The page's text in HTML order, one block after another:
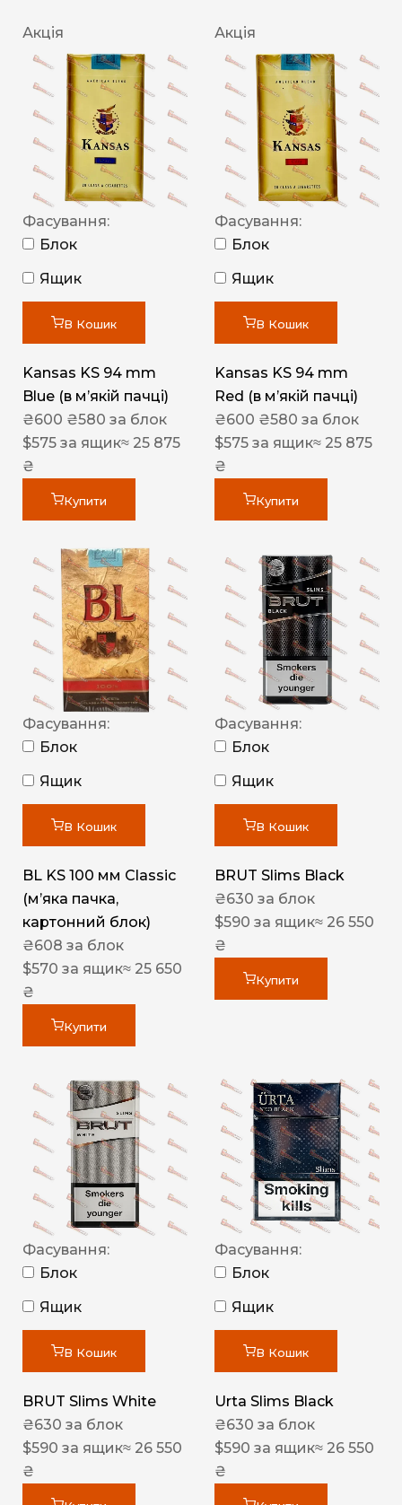
Акція
Фасування:
Блок
Ящик
В Кошик
Kansas KS 94 mm
Blue (в мʼякій пачці)
₴600 ₴580 за блок
$575 за ящик≈ 25 875
₴
Купити
Акція
Фасування:
Блок
Ящик
В Кошик
Kansas KS 94 mm
Red (в мʼякій пачці)
₴600 ₴580 за блок
$575 за ящик≈ 25 875
₴
Купити
Фасування:
Блок
Ящик
В Кошик
BL KS 100 мм Classic
(м’яка пачка,
картонний блок)
₴608 за блок
$570 за ящик≈ 25 650
₴
Купити
Фасування:
Блок
Ящик
В Кошик
BRUT Slims Black
₴630 за блок
$590 за ящик≈ 26 550
₴
Купити
Фасування:
Блок
Ящик
В Кошик
BRUT Slims White
₴630 за блок
$590 за ящик≈ 26 550
₴
Фасування:
Блок
Ящик
В Кошик
Urta Slims Black
₴630 за блок
$590 за ящик≈ 26 550
₴